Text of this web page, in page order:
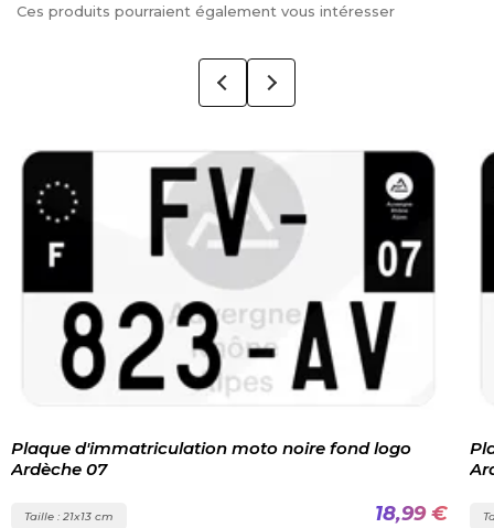
Ces produits pourraient également vous intéresser
Plaque d'immatriculation moto noire fond logo
Ardèche 07
Taille : 21x13 cm 18,99 €